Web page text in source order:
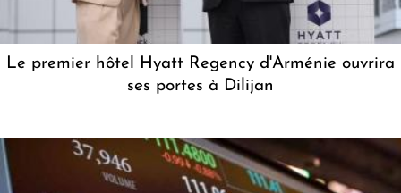
Le premier hôtel Hyatt Regency d'Arménie ouvrira
ses portes à Dilijan